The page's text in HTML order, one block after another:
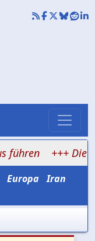
+++ Die nächste
Europa Iran